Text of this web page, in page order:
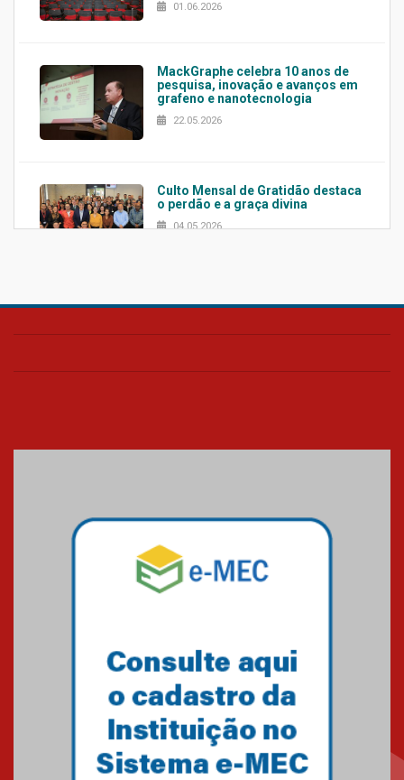
01.06.2026
MackGraphe celebra 10 anos de
pesquisa, inovação e avanços em
grafeno e nanotecnologia
22.05.2026
Culto Mensal de Gratidão destaca
o perdão e a graça divina
04.05.2026
Confira como foi o culto mensal
Mackenzie mobiliza campanha
solidária para apoiar famílias em
Minas Gerais
Primeiro culto do ano ressalta o
27.02.2026